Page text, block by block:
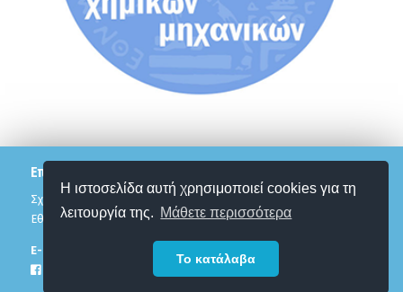
Η ιστοσελίδα αυτή χρησιμοποιεί cookies για τη
λειτουργία της. Μάθετε περισσότερα
Το κατάλαβα
Επικοινωνία
Σχολή Χημικών Μηχανικών
Εθνικό Μετσόβιο Πολυτεχνείο
Ε-mail: